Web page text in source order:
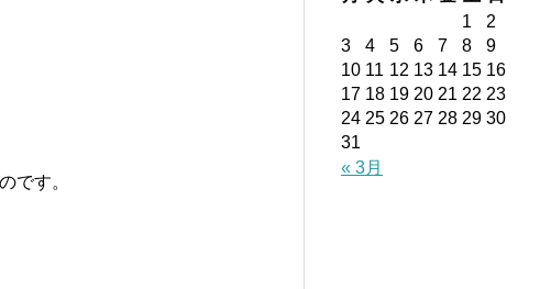
です。
« 3月
1
2
3
4 5 6 7 8
9
10 11 12 13 14 15 16
17 18 19 20 21 22 23
24 25 26 27 28 29 30
31